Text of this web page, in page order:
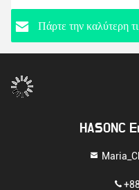
θηλυκό / 5 πιν αρσενικό
Αδιάβροχο 041
Πάρτε την καλύτερη
HASONC